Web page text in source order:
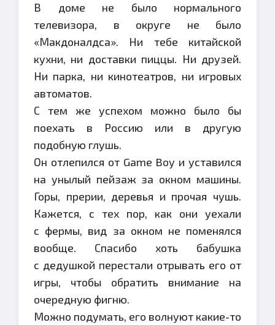
В доме не было нормального
телевизора, в округе не было
«Макдоналдса». Ни тебе китайской
кухни, ни доставки пиццы. Ни друзей.
Ни парка, ни кинотеатров, ни игровых
автоматов.
С тем же успехом можно было бы
поехать в Россию или в другую
подобную глушь.
Он отлепился от Game Boy и уставился
на унылый пейзаж за окном машины.
Горы, прерии, деревья и прочая чушь.
Кажется, с тех пор, как они уехали
с фермы, вид за окном не поменялся
вообще. Спасибо хоть бабушка
с дедушкой перестали отрывать его от
игры, чтобы обратить внимание на
очередную фигню.
Можно подумать, его волнуют какие-то